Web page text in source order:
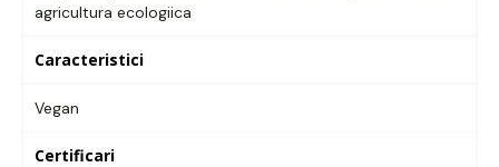
agricultura ecologiica
Caracteristici
Vegan
Certificari